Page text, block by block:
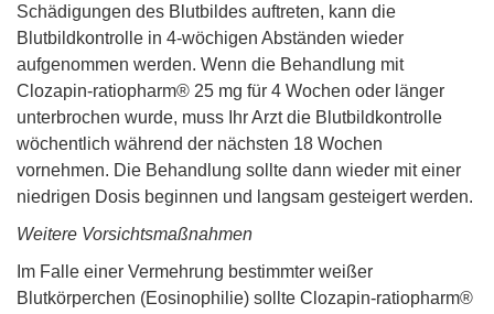
Schädigungen des Blutbildes auftreten, kann die
Blutbildkontrolle in 4-wöchigen Abständen wieder
aufgenommen werden. Wenn die Behandlung mit
Clozapin-ratiopharm® 25 mg für 4 Wochen oder länger
unterbrochen wurde, muss Ihr Arzt die Blutbildkontrolle
wöchentlich während der nächsten 18 Wochen
vornehmen. Die Behandlung sollte dann wieder mit einer
niedrigen Dosis beginnen und langsam gesteigert werden.
Weitere Vorsichtsmaßnahmen
Im Falle einer Vermehrung bestimmter weißer
Blutkörperchen (Eosinophilie) sollte Clozapin-ratiopharm®